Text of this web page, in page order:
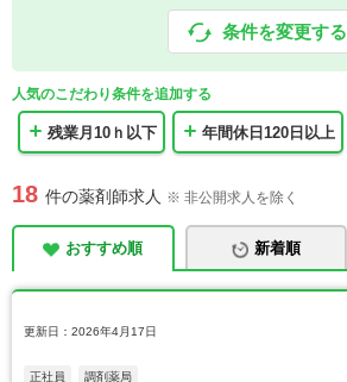
条件を変更する
人気のこだわり条件を追加する
残業月10ｈ以下 年間休日120日以上
18 件の薬剤師求人 ※ 非公開求人を除く
おすすめ順 新着順
更新日：2026年4月17日
正社員 調剤薬局